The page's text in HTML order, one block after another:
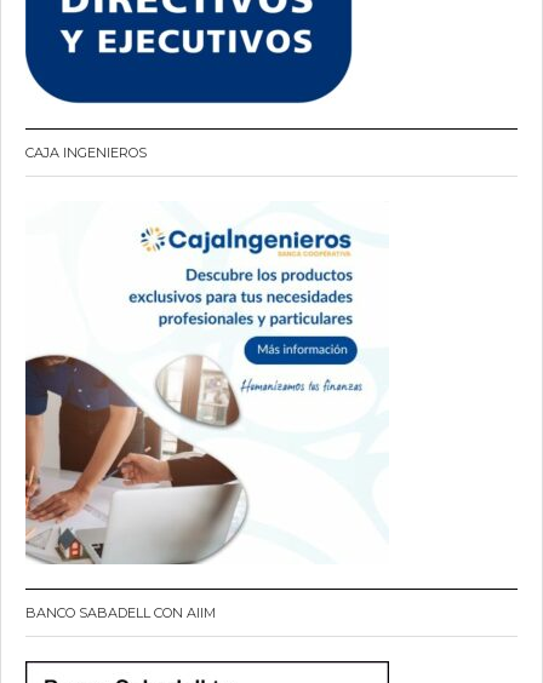
CAJA INGENIEROS
BANCO SABADELL CON AIIM